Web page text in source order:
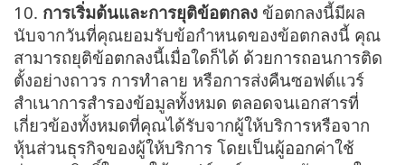
10. การเริ่มต้นและการยุติข้อตกลง ข้อตกลงนี้มีผล
นับจากวันที่คุณยอมรับข้อกำหนดของข้อตกลงนี้ คุณ
สามารถยุติข้อตกลงนี้เมื่อใดก็ได้ ด้วยการถอนการติด
ตั้งอย่างถาวร การทำลาย หรือการส่งคืนซอฟต์แวร์
สำเนาการสำรองข้อมูลทั้งหมด ตลอดจนเอกสารที่
เกี่ยวข้องทั้งหมดที่คุณได้รับจากผู้ให้บริการหรือจาก
หุ้นส่วนธุรกิจของผู้ให้บริการ โดยเป็นผู้ออกค่าใช้